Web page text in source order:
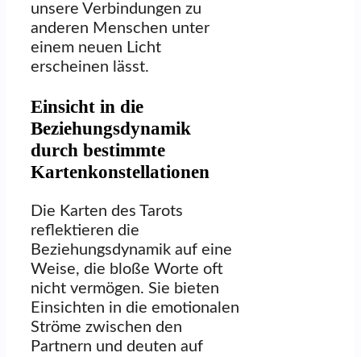
unsere Verbindungen zu
anderen Menschen unter
einem neuen Licht
erscheinen lässt.
Einsicht in die
Beziehungsdynamik
durch bestimmte
Kartenkonstellationen
Die Karten des Tarots
reflektieren die
Beziehungsdynamik auf eine
Weise, die bloße Worte oft
nicht vermögen. Sie bieten
Einsichten in die emotionalen
Ströme zwischen den
Partnern und deuten auf